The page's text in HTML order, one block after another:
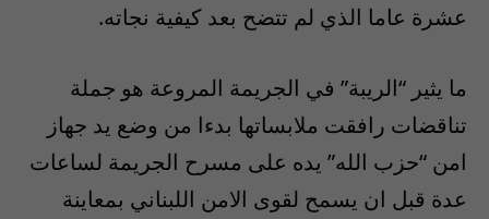
عشرة عاما الذي لم تتضح بعد كيفية نجاته.
ما يثير “الريبة” في الجريمة المروعة هو جملة
تناقضات رافقت ملابساتها بدءا من وضع يد جهاز
امن “حزب الله” يده على مسرح الجريمة لساعات
عدة قبل ان يسمح لقوى الامن اللبناني بمعاينة